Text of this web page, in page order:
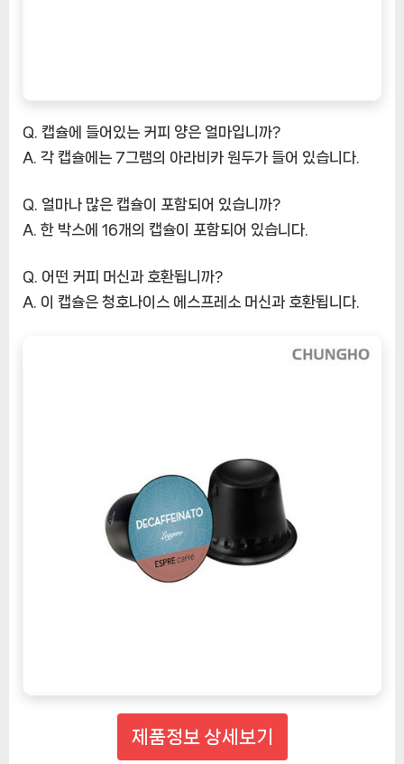
Q. 캡슐에 들어있는 커피 양은 얼마입니까?
A. 각 캡슐에는 7그램의 아라비카 원두가 들어 있습니다.
Q. 얼마나 많은 캡슐이 포함되어 있습니까?
A. 한 박스에 16개의 캡슐이 포함되어 있습니다.
Q. 어떤 커피 머신과 호환됩니까?
A. 이 캡슐은 청호나이스 에스프레소 머신과 호환됩니다.
제품정보 상세보기